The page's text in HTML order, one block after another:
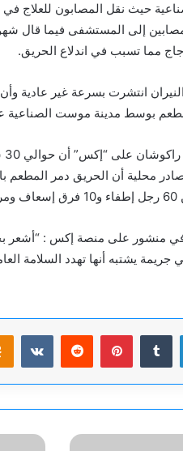
حيث نقل المصابون للعلاج في
المصابين إلى المستشفى فيما
مما تسبب في اندلاع الحريق.
انتشرت بسرعة غير عادية
موست الصناعية على بعد حوالي 15 كيلومترا
محلية أن الحريق دمر المطعم
في منشور على منصة إكس :
يشتبه أنها تهدد السلامة
لينكدإن بينتيريست
الجنايات